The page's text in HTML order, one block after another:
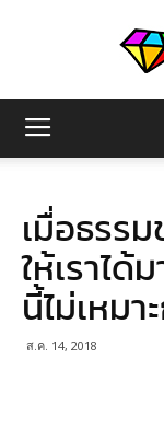
เมื่อธรร
ให้เราไ
นี้ไม่เหม
ส.ค. 14, 2018